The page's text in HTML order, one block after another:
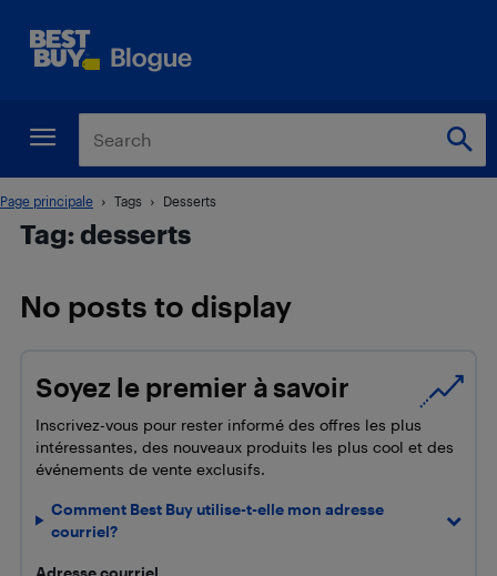
Page principale Tags Desserts
Tag: desserts
No posts to display
Soyez le premier à savoir
Inscrivez-vous pour rester informé des offres les plus
intéressantes, des nouveaux produits les plus cool et des
événements de vente exclusifs.
Comment Best Buy utilise-t-elle mon adresse
courriel?
Adresse courriel